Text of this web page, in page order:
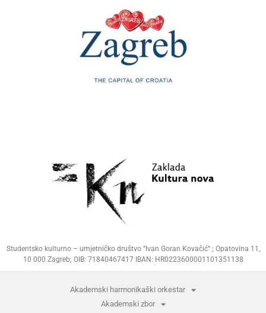
Studentsko kulturno – umjetničko društvo “Ivan Goran Kovačić” ; Opatovina 11,
10 000 Zagreb; OIB: 71840467417 IBAN: HR0223600001101351138
Akademski harmonikaški orkestar
Akademski zbor